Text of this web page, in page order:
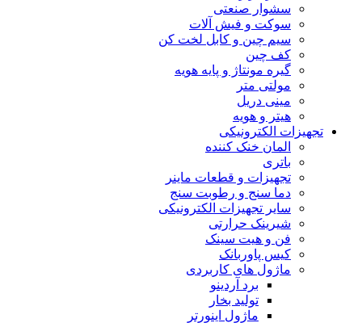
سشوار صنعتی
سوکت و فیش آلات
سیم چین و کابل لخت کن
کف چین
گیره مونتاژ و پایه هویه
مولتی متر
مینی دریل
هیتر و هویه
تجهیزات الکترونیکی
المان خنک کننده
باتری
تجهیزات و قطعات ماینر
دما سنج و رطوبت سنج
سایر تجهیزات الکترونیکی
شیرینک حرارتی
فن و هیت سینک
کیس پاوربانک
ماژول های کاربردی
برد آردینو
تولید بخار
ماژول اینورتر